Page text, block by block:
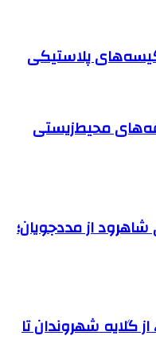
کیسه‌های پلاستیکی
محیط‌زیستی
از مددجویان؛
گلایه شهروندان تا